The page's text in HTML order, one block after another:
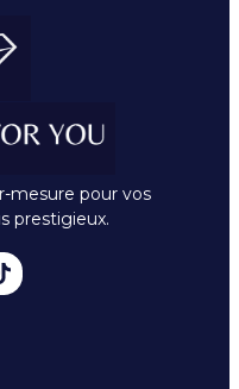
mesure pour vos
prestigieux.